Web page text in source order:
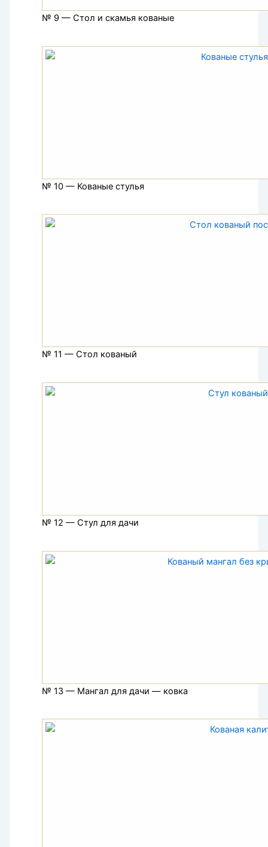
№ 9 — Стол и скамья кованые
№ 10 — Кованые стулья
№ 11 — Стол кованый
№ 12 — Стул для дачи
№ 13 — Мангал для дачи — ковка